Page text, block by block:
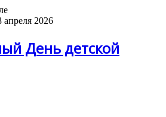
2026
День детской